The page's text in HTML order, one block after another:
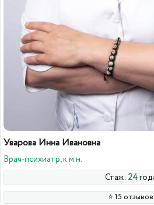
Уварова Инна Ивановна
Врач-психиатр, к.м.н.
Стаж: 24
⭐️ 15 отзывов